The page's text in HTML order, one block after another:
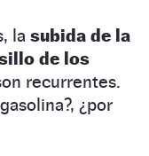
la subida de la
de los
recurrentes.
¿por